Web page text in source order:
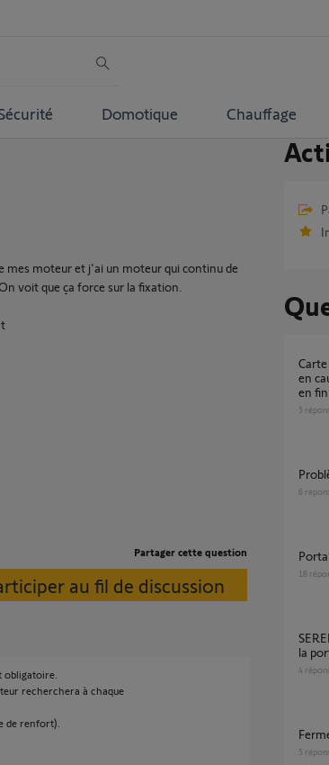
Domotique Chauffage
mes moteur et j'ai un moteur qui continu de
voit que ça force sur la fixation.
Partager cette question
au fil de discussion
obligatoire.
recherchera à chaque
de renfort).
Carte 2MCC6 défectueuse ou vérin 5062146B
en
en
5
6
18
SERENIA io 1100 - Ouverture / fermeture de
la
4
5